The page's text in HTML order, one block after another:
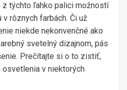
z týchto ľahko palici možností
rôznych farbách. Či už
niekde nekonvenčné ako
svetelný dizajnom, pás
Prečítajte si o to zistiť,
v niektorých